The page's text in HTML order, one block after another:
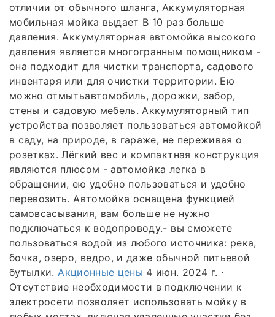
отличии от обычного шланга, Аккумуляторная
мобильная мойка выдает В 10 раз больше
давления. Аккумуляторная автомойка высокого
давления является многогранным помощником -
она подходит для чистки транспорта, садового
инвентаря или для очистки территории. Ею
можно отмытьавтомобиль, дорожки, забор,
стены и садовую мебель. Аккумуляторный тип
устройства позволяет пользоваться автомойкой
в саду, на природе, в гараже, не переживая о
розетках. Лёгкий вес и компактная конструкция
являются плюсом - автомойка легка в
обращении, ею удобно пользоваться и удобно
перевозить. Автомойка оснащена функцией
самовсасывания, вам больше не нужно
подключаться к водопроводу.- вы сможете
пользоваться водой из любого источника: река,
бочка, озеро, ведро, и даже обычной питьевой
бутылки. Акционные цены 4 июн. 2024 г. ·
Отсутствие необходимости в подключении к
электросети позволяет использовать мойку в